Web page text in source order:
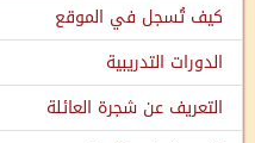
كيف تُسجل في الموقع
الدورات التدريبية
التعريف عن شجرة العائلة